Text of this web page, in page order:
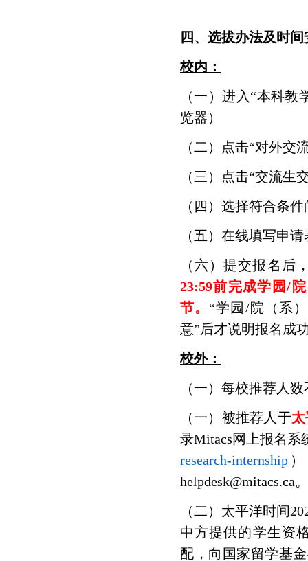
四、选拔办法及时间
校内：
（一）进入“本科
览器）
（二）点击“对外交
（三）点击“交流生
（四）选择符合条
（五）在线填写申
（六）提交报名后
23:59前完成学园/
节。 “学园/院（系
意”后才说明报名成
校外：
（一）每校推荐人
（一）被推荐人于太
录Mitacs网上报名系
research-internship
helpdesk@mitacs.ca
（二）太平洋时间
中方提供的学生资
配，向国家留学基